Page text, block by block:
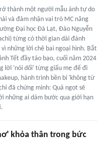
thành một người mẫu ảnh tự do
và đảm nhận vai trò MC năng
Đại học Đà Lạt, Đào Nguyễn
từng có thời gian dài đánh
những lời chê bai ngoại hình. Bắt
Tết đầy táo bạo, cuối năm 2024
lời 'nói dối' từng giấu mẹ để đi
hành trình bền bỉ 'không từ
đã chứng minh: Quả ngọt sẽ
những ai dám bước qua giới hạn
khỏa thân trong bức